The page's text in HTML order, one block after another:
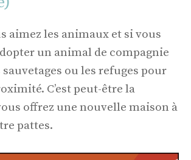
aimez les animaux et si vous
un animal de compagnie
ou les refuges pour
C’est peut-être la
offrez une nouvelle maison à
pattes.